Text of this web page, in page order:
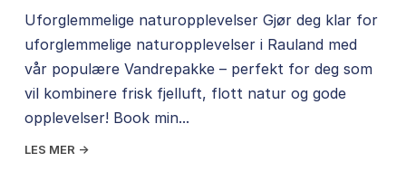
Uforglemmelige naturopplevelser Gjør deg klar for
uforglemmelige naturopplevelser i Rauland med
vår populære Vandrepakke – perfekt for deg som
vil kombinere frisk fjelluft, flott natur og gode
opplevelser! Book min...
LES MER →